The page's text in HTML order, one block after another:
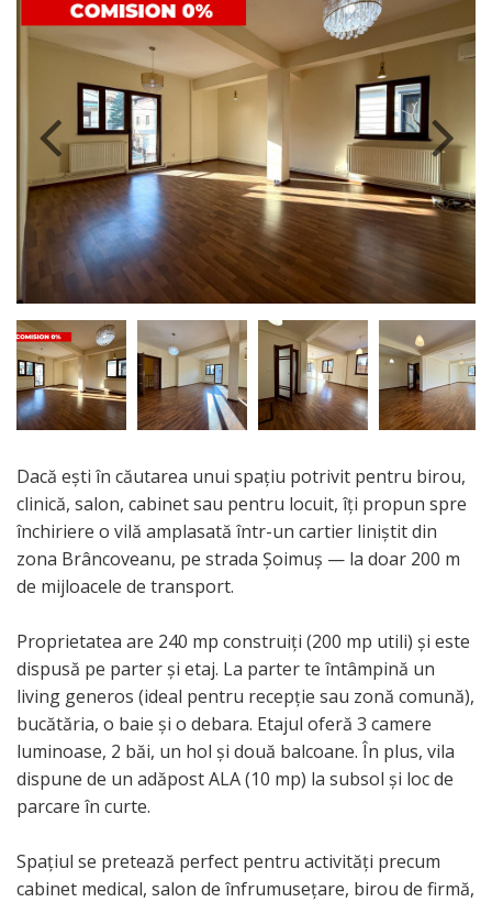
Dacă ești în căutarea unui spațiu potrivit pentru birou,
clinică, salon, cabinet sau pentru locuit, îți propun spre
închiriere o vilă amplasată într-un cartier liniștit din
zona Brâncoveanu, pe strada Șoimuș — la doar 200 m
de mijloacele de transport.
Proprietatea are 240 mp construiți (200 mp utili) și este
dispusă pe parter și etaj. La parter te întâmpină un
living generos (ideal pentru recepție sau zonă comună),
bucătăria, o baie și o debara. Etajul oferă 3 camere
luminoase, 2 băi, un hol și două balcoane. În plus, vila
dispune de un adăpost ALA (10 mp) la subsol și loc de
parcare în curte.
Spațiul se pretează perfect pentru activități precum
cabinet medical, salon de înfrumusețare, birou de firmă,